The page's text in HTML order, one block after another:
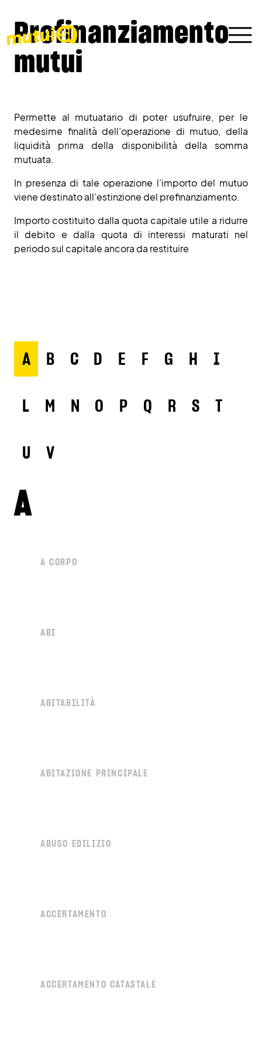
Prefinanziamento
mutui
Permette al mutuatario di poter usufruire, per le
medesime finalità dell’operazione di mutuo, della
liquidità prima della disponibilità della somma
mutuata.
In presenza di tale operazione l’importo del mutuo
viene destinato all’estinzione del prefinanziamento.
Importo costituito dalla quota capitale utile a ridurre
il debito e dalla quota di interessi maturati nel
periodo sul capitale ancora da restituire
A B C D E F G H I
L M N O P Q R S T
U V
A
A CORPO
ABI
ABITABILITÀ
ABITAZIONE PRINCIPALE
ABUSO EDILIZIO
ACCERTAMENTO
ACCERTAMENTO CATASTALE